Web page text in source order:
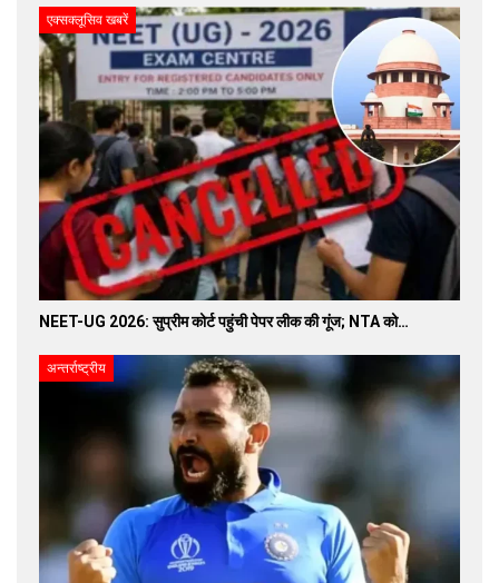
एक्सक्लूसिव खबरें
NEET-UG 2026: सुप्रीम कोर्ट पहुंची पेपर लीक की गूंज; NTA को…
अन्तर्राष्ट्रीय